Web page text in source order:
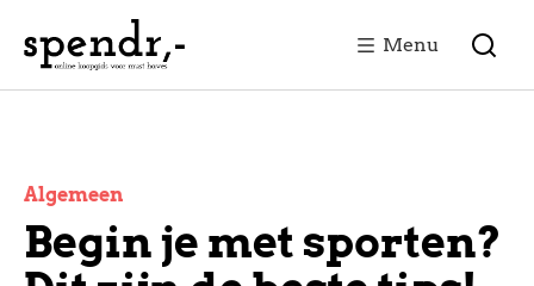
Menu
Algemeen
Begin je met sporten?